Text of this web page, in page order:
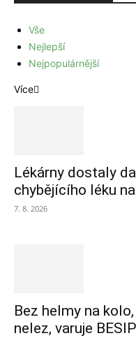
Vše
Nejlepší
Nejpopulárnější
Více
Lékárny dostaly
chybějícího léku
7. 8. 2026
Bez helmy na
nelez, varuje BESIP